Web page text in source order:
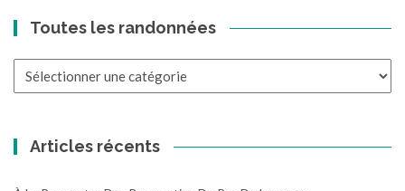
Toutes les randonnées
Articles récents